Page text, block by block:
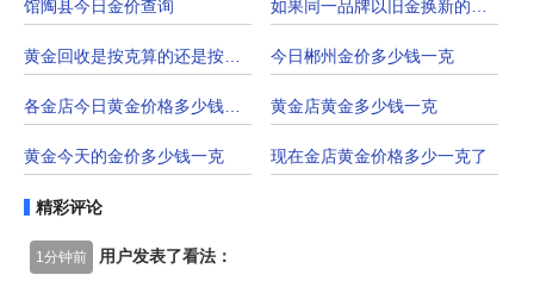
馆陶县今日金价查询
今日郴州金价多少钱一克
黄金店黄金多少钱一克
黄金今天的金价多少钱一克 现在金店黄金价格多少一克了
精彩评论
1分钟前 用户发表了看法：